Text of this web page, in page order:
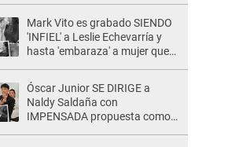
Mark Vito es grabado SIENDO
'INFIEL' a Leslie Echevarría y
hasta 'embaraza' a mujer que
desgraciado! "
Óscar Junior SE DIRIGE a
Naldy Saldaña con
IMPENSADA propuesta como